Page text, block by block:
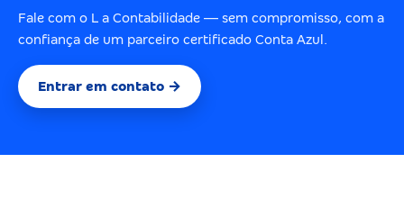
Fale com o L a Contabilidade — sem compromisso, com a
confiança de um parceiro certificado Conta Azul.
Entrar em contato →